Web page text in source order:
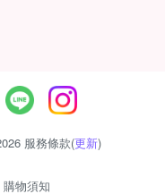
服務條款(更新)
購物須知